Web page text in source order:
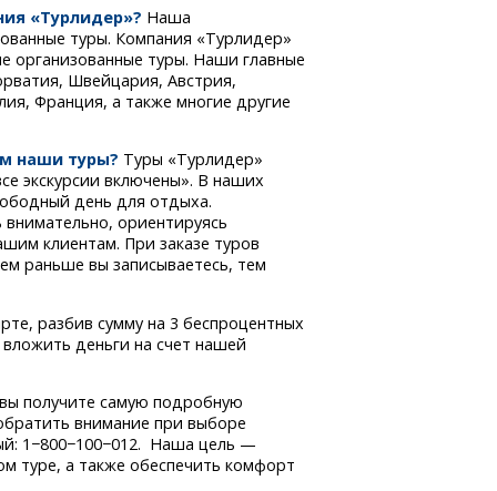
«Турлидер»? Наша
туры. Компания «Турлидер»
организованные туры. Наши главные
Швейцария, Австрия,
Франция, а также многие другие
наши туры? Туры «Турлидер»
экскурсии включены». В наших
день для отдыха.
ориентируясь
клиентам. При заказе туров
раньше вы записываетесь, тем
разбив сумму на 3 беспроцентных
деньги на счет нашей
получите самую подробную
внимание при выборе
1−800−100−012. Наша цель —
туре, а также обеспечить комфорт